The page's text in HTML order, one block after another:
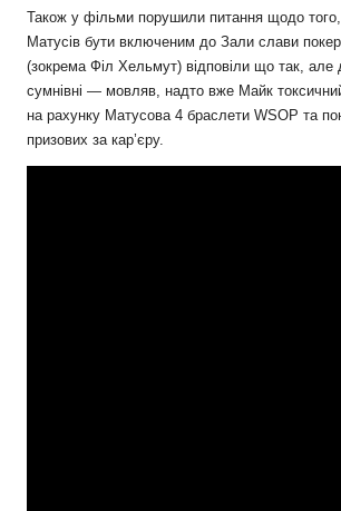
Також у фільми порушили питання щодо
Матусів бути включеним до Зали слави
(зокрема Філ Хельмут) відповіли що так, але
сумнівні — мовляв, надто вже Майк
на рахунку Матусова 4 браслети WSOP та
призових за кар’єру.